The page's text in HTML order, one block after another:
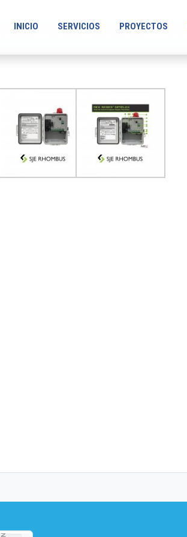
INICIO SERVICIOS PROYECTOS